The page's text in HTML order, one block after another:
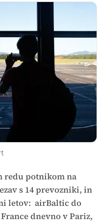
redu potnikom na
s 14 prevozniki, in
letov: airBaltic do
dnevno v Pariz,